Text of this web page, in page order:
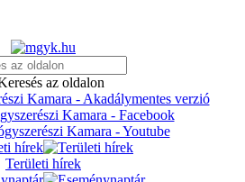
Területi hírek